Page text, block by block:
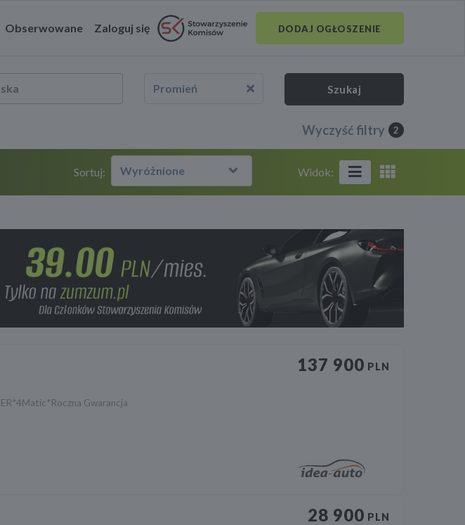
Obserwowane Zaloguj się DODAJ OGŁOSZENIE
Promień Szukaj
Wyczyść filtry 2
Sortuj: Wyróżnione Widok:
Gwarancja
137 900 PLN
28 900 PLN